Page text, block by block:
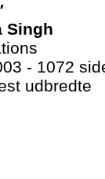
Singh
- 1072
udbredte